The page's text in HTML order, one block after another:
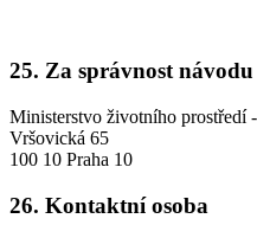
25. Za správnost
Ministerstvo životního prostředí
Vršovická 65
100 10 Praha 10
26. Kontaktní osoba